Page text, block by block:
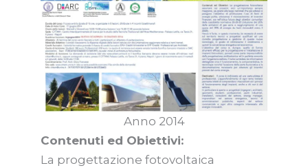
Anno 2014
Contenuti ed Obiettivi:
La progettazione fotovoltaica